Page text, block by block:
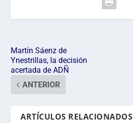
Martín Sáenz de
Ynestrillas, la decisión
acertada de ADÑ
ANTERIOR
ARTÍCULOS RELACIONADOS